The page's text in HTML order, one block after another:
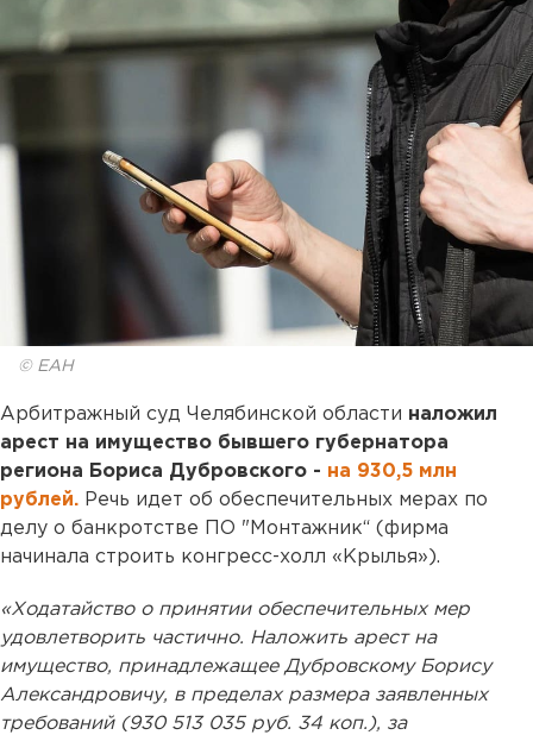
© ЕАН
Арбитражный суд Челябинской области наложил
арест на имущество бывшего губернатора
региона Бориса Дубровского - на 930,5 млн
рублей. Речь идет об обеспечительных мерах по
делу о банкротстве ПО "Монтажник“ (фирма
начинала строить конгресс-холл «Крылья»).
«Ходатайство о принятии обеспечительных мер
удовлетворить частично. Наложить арест на
имущество, принадлежащее Дубровскому Борису
Александровичу, в пределах размера заявленных
требований (930 513 035 руб. 34 коп.), за